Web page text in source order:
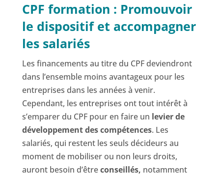
CPF formation : Promouvoir
le dispositif et accompagner
les salariés
Les financements au titre du CPF deviendront
dans l’ensemble moins avantageux pour les
entreprises dans les années à venir.
Cependant, les entreprises ont tout intérêt à
s’emparer du CPF pour en faire un levier de
développement des compétences. Les
salariés, qui restent les seuls décideurs au
moment de mobiliser ou non leurs droits,
auront besoin d’êtreconseillés, notamment